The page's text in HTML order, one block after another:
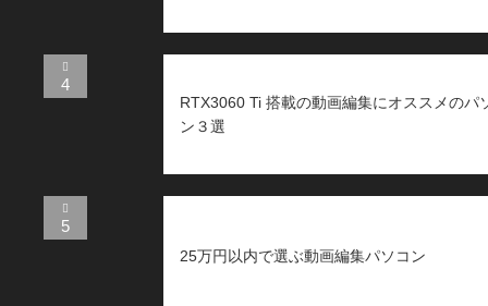
4
RTX3060 Ti 搭載の動画編集にオススメのパ
ン３選
5
25万円以内で選ぶ動画編集パソコン